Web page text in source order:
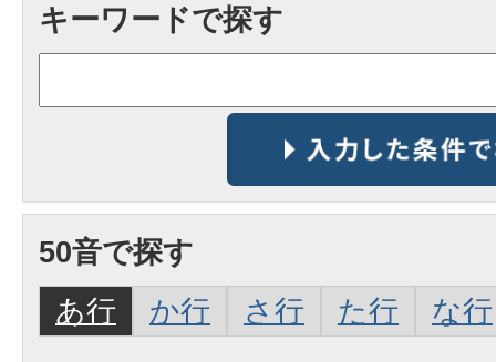
キーワードで探す
50音で探す
あ行
か行 さ行 た行 な行